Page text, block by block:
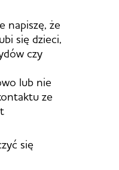
napiszę, że
się dzieci,
czy
lub nie
ze
się